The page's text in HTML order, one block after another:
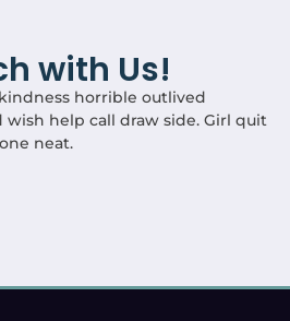
with Us!
horrible outlived
wish help call draw side. Girl quit
neat.